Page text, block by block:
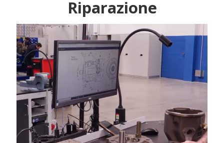
Riparazione